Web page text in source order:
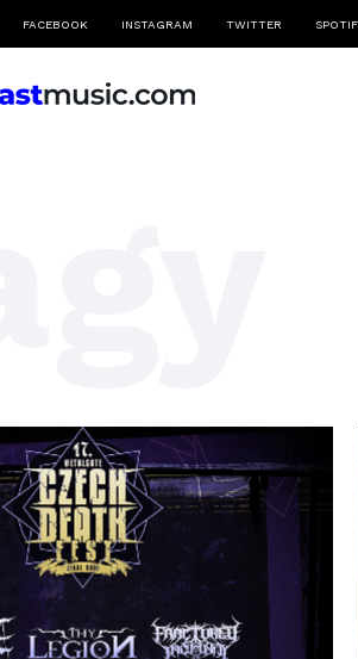
FACEBOOK INSTAGRAM TWITTER